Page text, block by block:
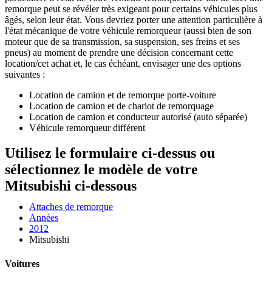
remorque peut se révéler très exigeant pour certains véhicules plus
âgés, selon leur état. Vous devriez porter une attention particulière à
l'état mécanique de votre véhicule remorqueur (aussi bien de son
moteur que de sa transmission, sa suspension, ses freins et ses
pneus) au moment de prendre une décision concernant cette
location/cet achat et, le cas échéant, envisager une des options
suivantes :
Location de camion et de remorque porte-voiture
Location de camion et de chariot de remorquage
Location de camion et conducteur autorisé (auto séparée)
Véhicule remorqueur différent
Utilisez le formulaire ci-dessus ou
sélectionnez le modèle de votre
Mitsubishi ci-dessous
Attaches de remorque
Années
2012
Mitsubishi
Voitures